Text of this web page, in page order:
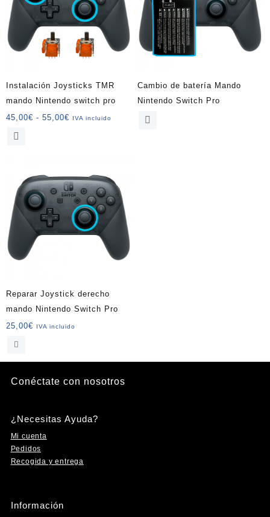
Instalación Joysticks TMR
mando Nintendo switch pro
45,00€ - 55,00€ Rango
hasta
55,00€
IVA incluido
Este
variantes.
Las
opciones
se
pueden
elegir
en
de
producto
Cambio de batería Mando
Nintendo Switch Pro
Reparar Joystick derecho
mando Nintendo Switch Pro
25,00€ IVA incluido
Conéctate con nosotros
¿Necesitas Ayuda?
Mi cuenta
Pedidos
Recogida y entrega
Información